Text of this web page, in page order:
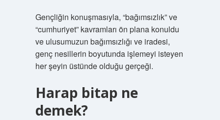
Gençliğin konuşmasıyla, “bağımsızlık” ve
“cumhuriyet” kavramları ön plana konuldu
ve ulusumuzun bağımsızlığı ve iradesi,
genç nesillerin boyutunda işlemeyi isteyen
her şeyin üstünde olduğu gerçeği.
Harap bitap ne
demek?